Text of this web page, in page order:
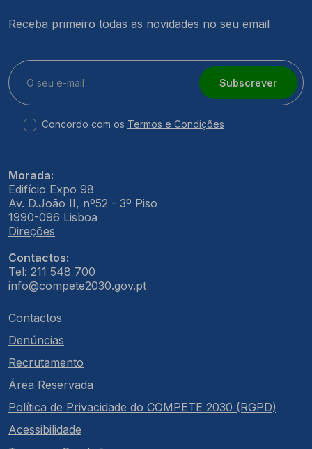
Receba primeiro todas as novidades no seu email
Subscrever
Concordo com os Termos e Condições
Morada:
Edifício Expo 98
Av. D.João II, nº52 - 3º Piso
1990-096 Lisboa
Direções
Contactos:
Tel: 211 548 700
info@compete2030.gov.pt
Contactos
Denúncias
Recrutamento
Área Reservada
Política de Privacidade do COMPETE 2030 (RGPD)
Acessibilidade